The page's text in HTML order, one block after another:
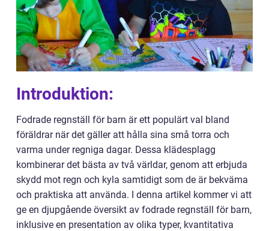
Introduktion:
Fodrade regnställ för barn är ett populärt val bland
föräldrar när det gäller att hålla sina små torra och
varma under regniga dagar. Dessa klädesplagg
kombinerar det bästa av två världar, genom att erbjuda
skydd mot regn och kyla samtidigt som de är bekväma
och praktiska att använda. I denna artikel kommer vi att
ge en djupgående översikt av fodrade regnställ för barn,
inklusive en presentation av olika typer, kvantitativa